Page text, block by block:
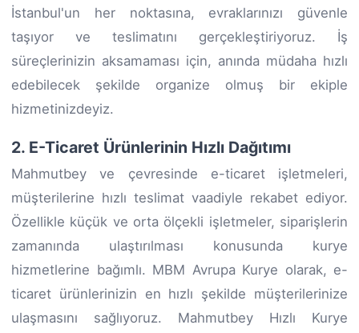
İstanbul'un her noktasına, evraklarınızı güvenle
taşıyor ve teslimatını gerçekleştiriyoruz. İş
süreçlerinizin aksamaması için, anında müdaha hızlı
edebilecek şekilde organize olmuş bir ekiple
hizmetinizdeyiz.
2. E-Ticaret Ürünlerinin Hızlı Dağıtımı
Mahmutbey ve çevresinde e-ticaret işletmeleri,
müşterilerine hızlı teslimat vaadiyle rekabet ediyor.
Özellikle küçük ve orta ölçekli işletmeler, siparişlerin
zamanında ulaştırılması konusunda kurye
hizmetlerine bağımlı. MBM Avrupa Kurye olarak, e-
ticaret ürünlerinizin en hızlı şekilde müşterilerinize
ulaşmasını sağlıyoruz. Mahmutbey Hızlı Kurye